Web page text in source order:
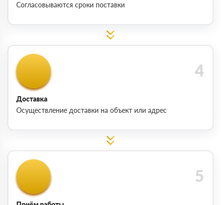
Согласовываются сроки поставки
Доставка
Осуществление доставки на объект или адрес